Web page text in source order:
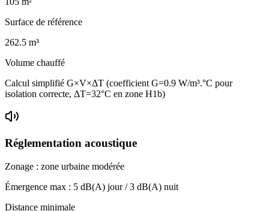
Surface de référence
262.5 m³
Volume chauffé
Calcul simplifié G×V×ΔT (coefficient G=0.9 W/m³.°C pour
isolation correcte, ΔT=32°C en zone H1b)
Réglementation acoustique
Zonage : zone urbaine modérée
Émergence max : 5 dB(A) jour /3 dB(A) nuit
Distance minimale